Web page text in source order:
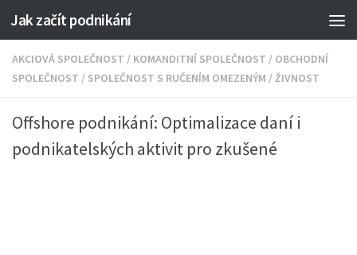
Jak začít podnikání
AKCIOVÁ SPOLEČNOST / KOMANDITNÍ SPOLEČNOST / OBCHODNÍ
SPOLEČNOST / SPOLEČNOST S RUČENÍM OMEZENÝM /ŽIVNOST
Offshore podnikání: Optimalizace daní i
podnikatelských aktivit pro zkušené